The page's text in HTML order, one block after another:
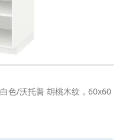
色/沃托普 胡桃木纹，60x60